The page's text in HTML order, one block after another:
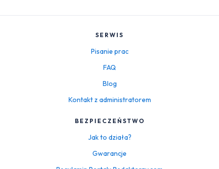
SERWIS
Pisanie prac
FAQ
Blog
Kontakt z administratorem
BEZPIECZEŃSTWO
Jak to działa?
Gwarancje